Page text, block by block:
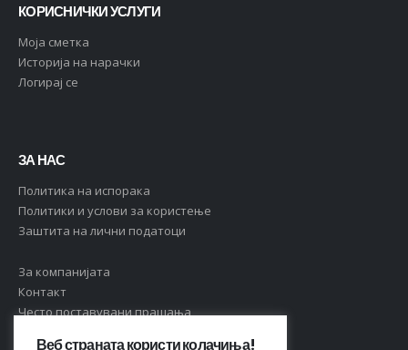
КОРИСНИЧКИ УСЛУГИ
Moja сметка
Историја на нарачки
Логирај се
ЗА НАС
Политика на испорака
Политики и услови за користење
Заштита на лични податоци
За компанијата
Контакт
Често поставувани прашања
Веб страната користи колачиња!